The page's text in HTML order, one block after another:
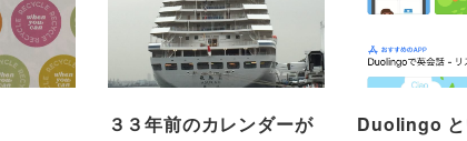
３３年前のカレンダーが
Duolingo と